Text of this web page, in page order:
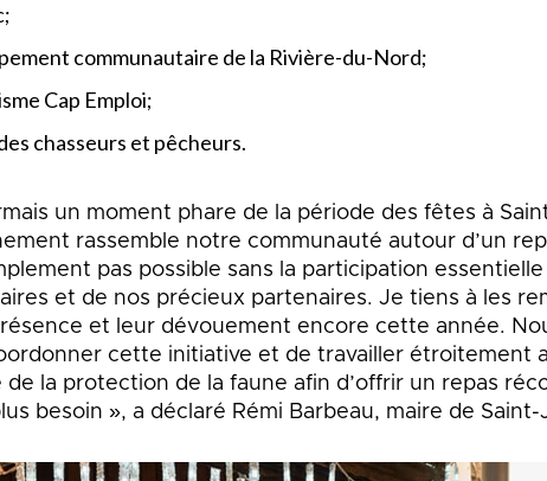
communautaire de la Rivière-du-Nord;
Cap Emploi;
chasseurs et pêcheurs.
un moment phare de la période des fêtes à
rassemble notre communauté autour d’un
pas possible sans la participation essentielle
et de nos précieux partenaires. Je tiens à les
et leur dévouement encore cette année.
cette initiative et de travailler étroitement
de la protection de la faune afin d’offrir un repas
besoin », a déclaré Rémi Barbeau, maire de Saint-